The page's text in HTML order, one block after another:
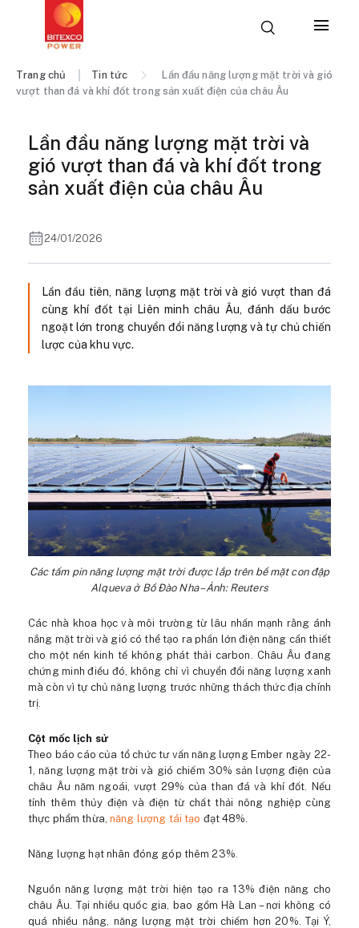
Trang chủ Tin tức
Lần đầu năng lượng mặt trời và gió
vượt than đá và khí đốt trong sản xuất điện của châu Âu
Lần đầu năng lượng mặt trời và
gió vượt than đá và khí đốt trong
sản xuất điện của châu Âu
24/01/2026
Lần đầu tiên, năng lượng mặt trời và gió vượt than đá
cùng khí đốt tại Liên minh châu Âu, đánh dấu bước
ngoặt lớn trong chuyển đổi năng lượng và tự chủ chiến
lược của khu vực.
Các tấm pin năng lượng mặt trời được lắp trên bề mặt con đập
Alqueva ở Bồ Đào Nha – Ảnh: Reuters
Các nhà khoa học và môi trường từ lâu nhấn mạnh rằng ánh
nắng mặt trời và gió có thể tạo ra phần lớn điện năng cần thiết
cho một nền kinh tế không phát thải carbon. Châu Âu đang
chứng minh điều đó, không chỉ vì chuyển đổi năng lượng xanh
mà còn vì tự chủ năng lượng trước những thách thức địa chính
trị.
Cột mốc lịch sử
Theo báo cáo của tổ chức tư vấn năng lượng Ember ngày 22-
1, năng lượng mặt trời và gió chiếm 30% sản lượng điện của
châu Âu năm ngoái, vượt 29% của than đá và khí đốt. Nếu
tính thêm thủy điện và điện từ chất thải nông nghiệp cùng
thực phẩm thừa,năng lượng tái tạo đạt 48%.
Năng lượng hạt nhân đóng góp thêm 23%.
Nguồn năng lượng mặt trời hiện tạo ra 13% điện năng cho
châu Âu. Tại nhiều quốc gia, bao gồm Hà Lan – nơi không có
quá nhiều nắng, năng lượng mặt trời chiếm hơn 20%. Tại Ý,